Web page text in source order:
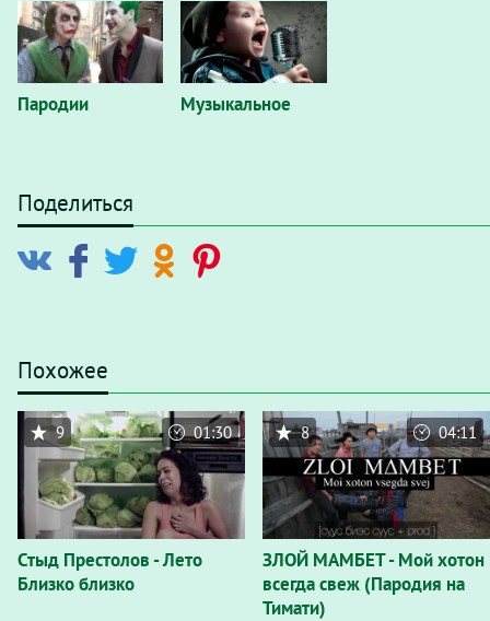
Пародии Музыкальное
Поделиться
Похожее
Стыд Престолов - Лето
Близко близко
9 01:30
ЗЛОЙ МАМБЕТ - Мой хотон
всегда свеж (Пародия на
Тимати)
8 04:11